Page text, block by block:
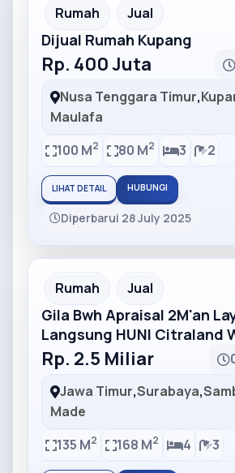
Partner Ad
Rumah Jual
Dijual Rumah Kupang
Rp. 400 Juta
Nusa Tenggara Timur,
Maulafa
100 M2 80 M2 3 2
LIHAT DETAIL HUBUNGI
Diperbarui 28 July 2025
Partner Ad
Rumah Jual
Gila Bwh Apraisal 2M'an
Langsung HUNI Citraland
Rp. 2.5 Miliar
Jawa Timur,Surabaya,
Made
135 M2 168 M2 4 3